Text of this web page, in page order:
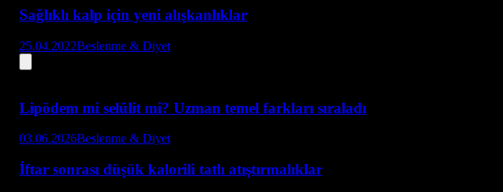
Sağlıklı kalp için yeni alışkanlıklar
25.04.2022Beslenme & Diyet
Lipödem mi selülit mi? Uzman temel farkları sıraladı
03.06.2026Beslenme & Diyet
İftar sonrası düşük kalorili tatlı atıştırmalıklar